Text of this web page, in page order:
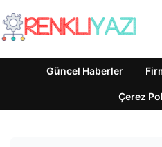
Güncel Haberler
Çerez